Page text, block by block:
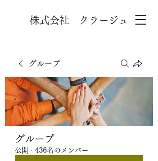
株式会社 クラージュ
グループ
グループ
公開 · 436名のメンバー